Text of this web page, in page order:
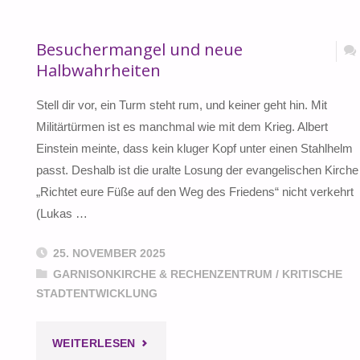
Besuchermangel und neue
Halbwahrheiten
Stell dir vor, ein Turm steht rum, und keiner geht hin. Mit
Militärtürmen ist es manchmal wie mit dem Krieg. Albert
Einstein meinte, dass kein kluger Kopf unter einen Stahlhelm
passt. Deshalb ist die uralte Losung der evangelischen Kirche
„Richtet eure Füße auf den Weg des Friedens“ nicht verkehrt
(Lukas …
25. NOVEMBER 2025
GARNISONKIRCHE & RECHENZENTRUM / KRITISCHE
STADTENTWICKLUNG
WEITERLESEN"BESUCHERMANGEL